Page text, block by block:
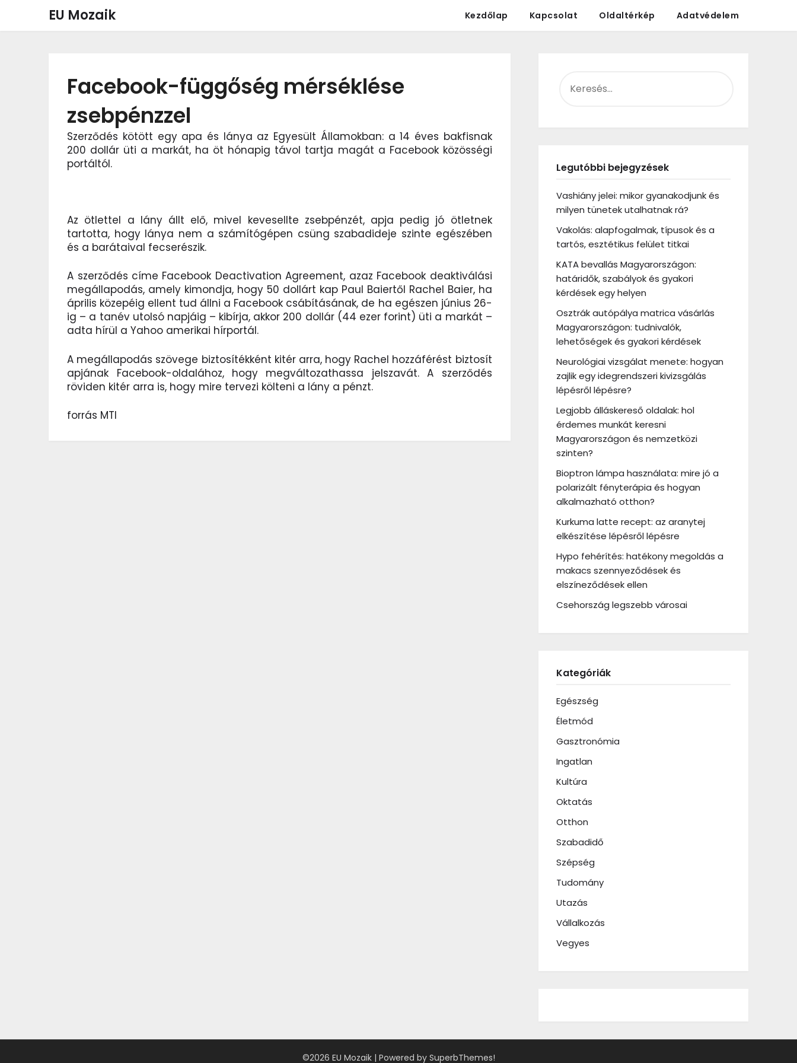
EU Mozaik Kezdőlap Kapcsolat Oldaltérkép Adatvédelem
Facebook-függőség mérséklése
zsebpénzzel
Szerződés kötött egy apa és lánya az Egyesült Államokban: a 14 éves bakfisnak
200 dollár üti a markát, ha öt hónapig távol tartja magát a Facebook közösségi
portáltól.
Az ötlettel a lány állt elő, mivel kevesellte zsebpénzét, apja pedig jó ötletnek
tartotta, hogy lánya nem a számítógépen csüng szabadideje szinte egészében
és a barátaival fecserészik.
A szerződés címe Facebook Deactivation Agreement, azaz Facebook deaktiválási
megállapodás, amely kimondja, hogy 50 dollárt kap Paul Baiertől Rachel Baier, ha
április közepéig ellent tud állni a Facebook csábításának, de ha egészen június 26-
ig – a tanév utolsó napjáig – kibírja, akkor 200 dollár (44 ezer forint) üti a markát –
adta hírül a Yahoo amerikai hírportál.
A megállapodás szövege biztosítékként kitér arra, hogy Rachel hozzáférést biztosít
apjának Facebook-oldalához, hogy megváltozathassa jelszavát. A szerződés
röviden kitér arra is, hogy mire tervezi költeni a lány a pénzt.
forrás MTI
Legutóbbi bejegyzések
Vashiány jelei: mikor gyanakodjunk és
milyen tünetek utalhatnak rá?
Vakolás: alapfogalmak, típusok és a
tartós, esztétikus felület titkai
KATA bevallás Magyarországon:
határidők, szabályok és gyakori
kérdések egy helyen
Osztrák autópálya matrica vásárlás
Magyarországon: tudnivalók,
lehetőségek és gyakori kérdések
Neurológiai vizsgálat menete: hogyan
zajlik egy idegrendszeri kivizsgálás
lépésről lépésre?
Legjobb álláskereső oldalak: hol
érdemes munkát keresni
Magyarországon és nemzetközi
szinten?
Bioptron lámpa használata: mire jó a
polarizált fényterápia és hogyan
alkalmazható otthon?
Kurkuma latte recept: az aranytej
elkészítése lépésről lépésre
Hypo fehérítés: hatékony megoldás a
makacs szennyeződések és
elszíneződések ellen
Csehország legszebb városai
Kategóriák
Egészség
Életmód
Gasztronómia
Ingatlan
Kultúra
Oktatás
Otthon
Szabadidő
Szépség
Tudomány
Utazás
Vállalkozás
Vegyes
©2026 EU Mozaik | Powered by SuperbThemes!